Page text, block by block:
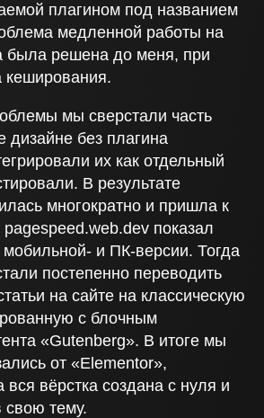
плагином под названием
медленной работы на
была решена до меня, при
мы сверстали часть
дизайне без плагина
их как отдельный
В результате
многократно и пришла к
показал
и ПК-версии. Тогда
постепенно переводить
на сайте на классическую
с блочным
«Gutenberg». В итоге мы
от «Elementor»,
вся вёрстка создана с нуля и
свою тему.